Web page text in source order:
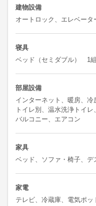
建物設備
オートロック、エレベータ
寝具
ベッド（セミダブル） 1組
部屋設備
インターネット、暖房、冷
トイレ別、温水洗浄トイ
バルコニー、エアコン
家具
ベッド、ソファ・椅子、デ
家電
テレビ、冷蔵庫、電気ポ